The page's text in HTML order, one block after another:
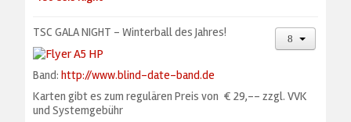
TSC GALA NIGHT - Winterball des Jahres!
Band:http://www.blind-date-band.de
Karten gibt es zum regulären Preis von € 29,-- zzgl. VVK
und Systemgebühr